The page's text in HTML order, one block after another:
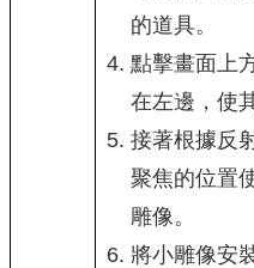
的道具。
點擊畫面上
在左邊，使
接著根據反
聚焦的位置
雕像。
將小雕像安